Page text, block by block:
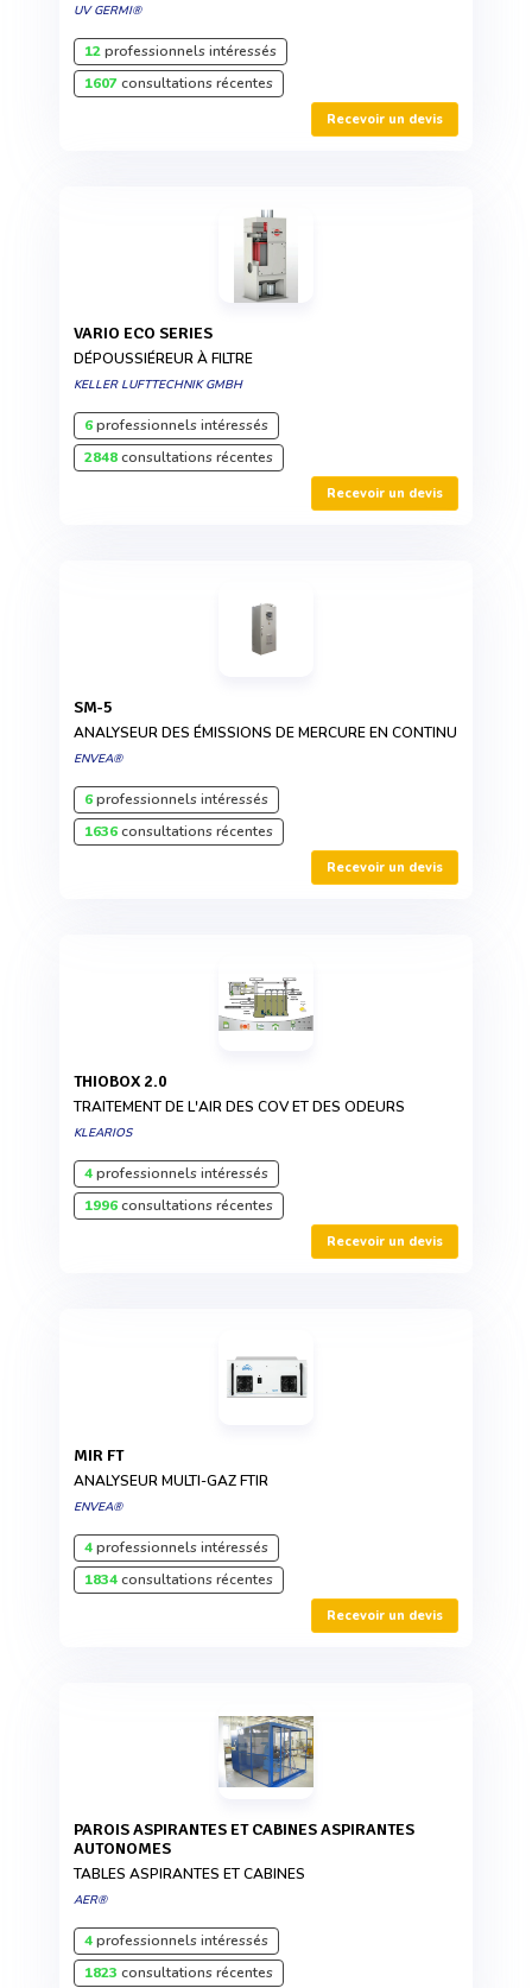
UV GERMI®
12professionnels intéressés
1607consultations récentes
Recevoir un devis
VARIO ECO SERIES
DÉPOUSSIÉREUR À FILTRE
KELLER LUFTTECHNIK GMBH
6professionnels intéressés
2848consultations récentes
Recevoir un devis
SM-5
ANALYSEUR DES ÉMISSIONS DE MERCURE EN CONTINU
ENVEA®
6professionnels intéressés
1636consultations récentes
Recevoir un devis
THIOBOX 2.0
TRAITEMENT DE L'AIR DES COV ET DES ODEURS
KLEARIOS
4professionnels intéressés
1996consultations récentes
Recevoir un devis
MIR FT
ANALYSEUR MULTI-GAZ FTIR
ENVEA®
4professionnels intéressés
1834consultations récentes
Recevoir un devis
PAROIS ASPIRANTES ET CABINES ASPIRANTES
AUTONOMES
TABLES ASPIRANTES ET CABINES
AER®
4professionnels intéressés
1823 consultations récentes